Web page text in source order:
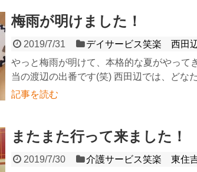
梅雨が明けました！
2019/7/31
デイサービス笑楽 西田辺
やっと梅雨が明けて、本格的な夏がやって
当の渡辺の出番です(笑) 西田辺では、どな
記事を読む
またまた行って来ました！
2019/7/30
介護サービス笑楽 東住